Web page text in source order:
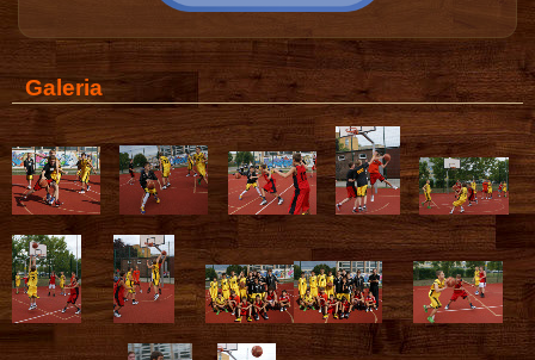
Galeria